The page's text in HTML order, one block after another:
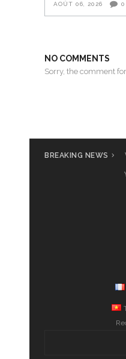
AOÛT 06, 2026 0
NO COMMENTS
Sorry, the comment
BREAKING NEWS